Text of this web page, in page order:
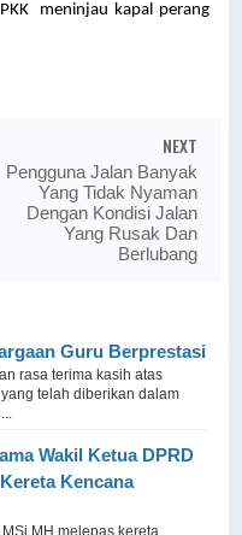
meninjau kapal perang
NEXT
Pengguna Jalan Banyak
Yang Tidak Nyaman
Dengan Kondisi Jalan
Yang Rusak Dan
Berlubang
Guru Berprestasi
rasa terima kasih atas
telah diberikan dalam
Wakil Ketua DPRD
Kencana
MH melepas kereta